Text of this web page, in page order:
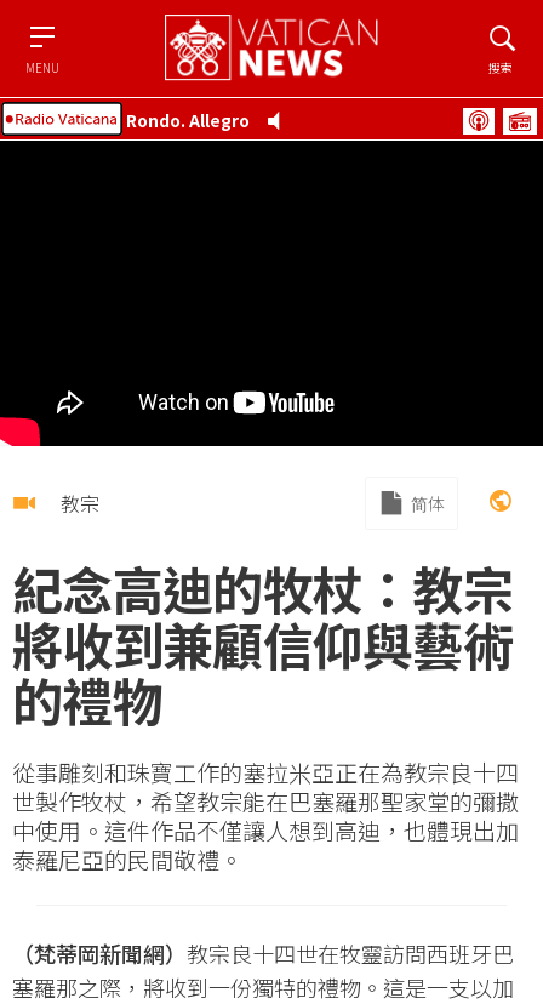
MENU 搜索
Rondo. Allegro
教宗 简体
紀念高迪的牧杖：教宗
將收到兼顧信仰與藝術
的禮物
從事雕刻和珠寶工作的塞拉米亞正在為教宗良十四
世製作牧杖，希望教宗能在巴塞羅那聖家堂的彌撒
中使用。這件作品不僅讓人想到高迪，也體現出加
泰羅尼亞的民間敬禮。
（梵蒂岡新聞網） 教宗良十四世在牧靈訪問西班牙巴
塞羅那之際，將收到一份獨特的禮物。這是一支以加